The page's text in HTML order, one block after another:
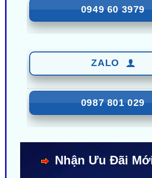
0949 60 3979
ZALO
0987 801 029
Nhận Ưu Đãi